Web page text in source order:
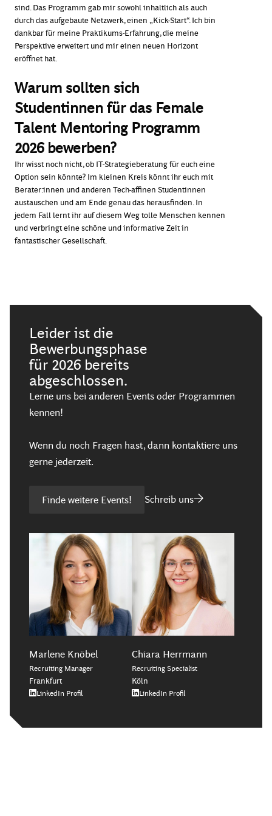
sind. Das Programm gab mir sowohl inhaltlich als auch
durch das aufgebaute Netzwerk, einen „Kick-Start“. Ich bin
dankbar für meine Praktikums-Erfahrung, die meine
Perspektive erweitert und mir einen neuen Horizont
eröffnet hat.
Warum sollten sich
Studentinnen für das Female
Talent Mentoring Programm
2026 bewerben?
Ihr wisst noch nicht, ob IT-Strategieberatung für euch eine
Option sein könnte? Im kleinen Kreis könnt ihr euch mit
Berater:innen und anderen Tech-affinen Studentinnen
austauschen und am Ende genau das herausfinden. In
jedem Fall lernt ihr auf diesem Weg tolle Menschen kennen
und verbringt eine schöne und informative Zeit in
fantastischer Gesellschaft.
Leider ist die
Bewerbungsphase
für 2026 bereits
abgeschlossen.
Lerne uns bei anderen Events oder Programmen
kennen!
Wenn du noch Fragen hast, dann kontaktiere uns
gerne jederzeit.
Finde weitere Events! Schreib uns
Marlene Knöbel
Recruiting Manager
Frankfurt
LinkedIn Profil
Chiara Herrmann
Recruiting Specialist
Köln
LinkedIn Profil